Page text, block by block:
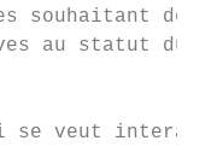
souhaitant
au statut du
se veut